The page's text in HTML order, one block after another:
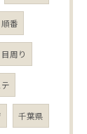
順番
目周り
千葉県